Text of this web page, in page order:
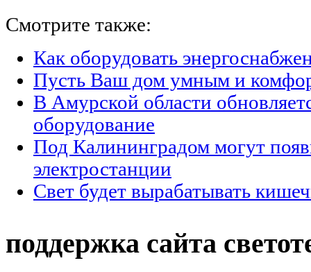
Смотрите также:
Как оборудовать
Пусть Ваш дом умным и
В Амурской области
оборудование
Под Калининградом могут
электростанции
Свет будет вырабатывать
поддержка сайта